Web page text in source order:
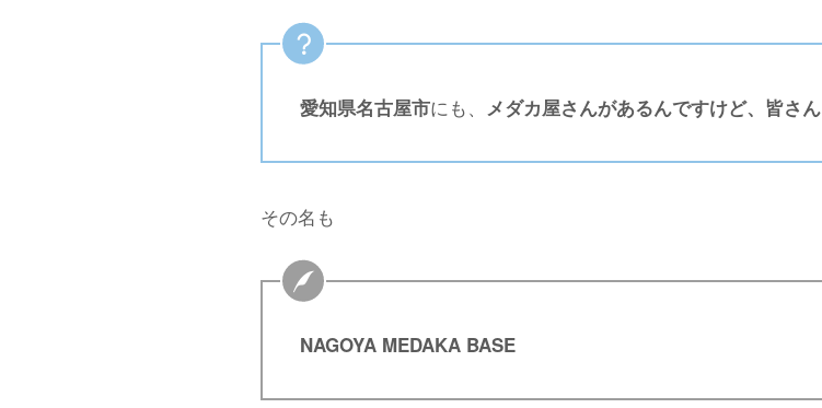
愛知県名古屋市にも、 メダカ屋さんがあるんですけど、皆さ
その名も
NAGOYA MEDAKA BASE